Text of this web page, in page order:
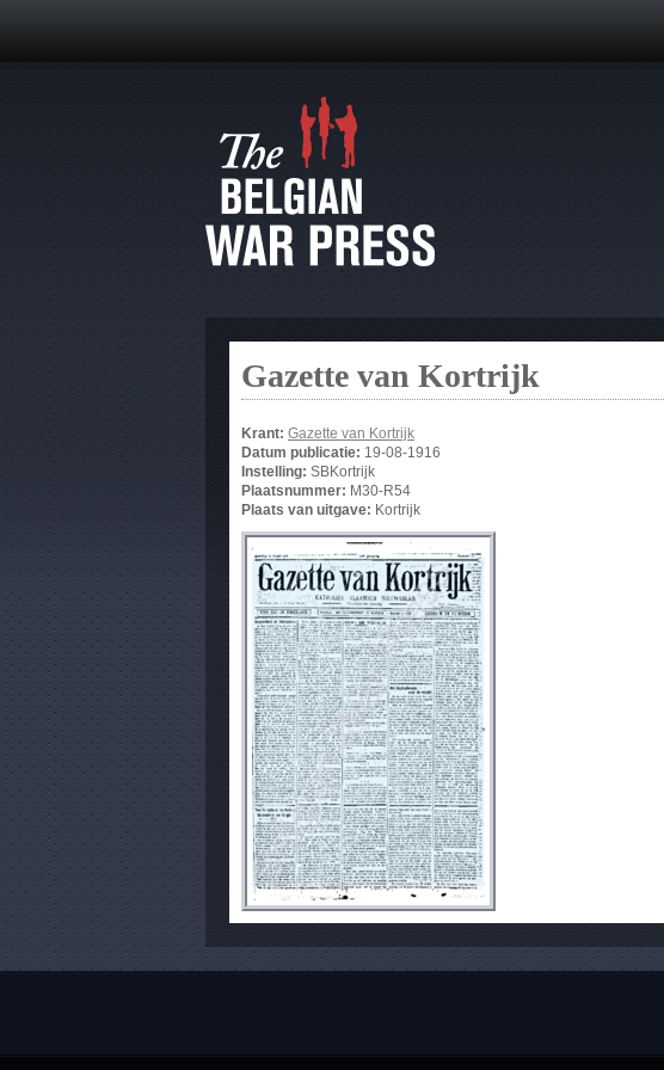
Gazette van Kortrijk
Krant: Gazette van Kortrijk
Datum publicatie: 19-08-1916
Instelling: SBKortrijk
Plaatsnummer: M30-R54
Plaats van uitgave: Kortrijk